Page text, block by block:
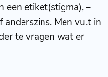
een etiket(stigma), –
anderszins. Men vult in
te vragen wat er